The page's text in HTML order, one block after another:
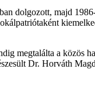
dolgozott, majd
megtalálta a közös
Dr. Horváth